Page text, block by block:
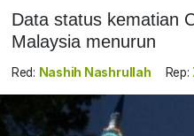
Data status kematian
Malaysia menurun
Red: Nashih Nashrullah Rep: